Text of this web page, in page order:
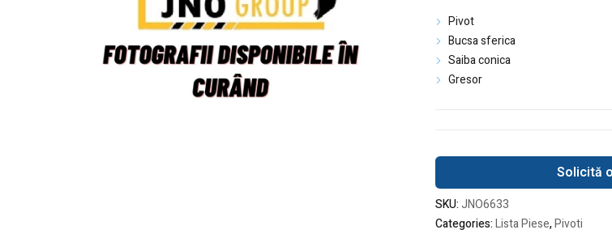
Pivot
Bucsa sferica
Saiba conica
Gresor
Solicită
SKU:JNO6633
Categories:Lista Piese,Pivoti